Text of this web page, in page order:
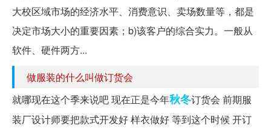
大校区域市场的经济水平、消费意识、卖场数量等，都是
决定市场大小的重要因素；b)该客户的综合实力。一般从
软件、硬件两方...
做服装的什么叫做订货会
就哪现在这个季来说吧 现在正是今年秋冬订货会 前期服
装厂设计师要把款式开发好 样衣做好 等到这个时候 开订